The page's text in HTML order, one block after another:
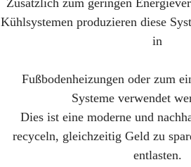
Zusätzlich zum geringen
Kühlsystemen produzieren diese
in
Fußbodenheizungen oder zum
Systeme verwendet
Dies ist eine moderne und
recyceln, gleichzeitig Geld zu
entlasten.